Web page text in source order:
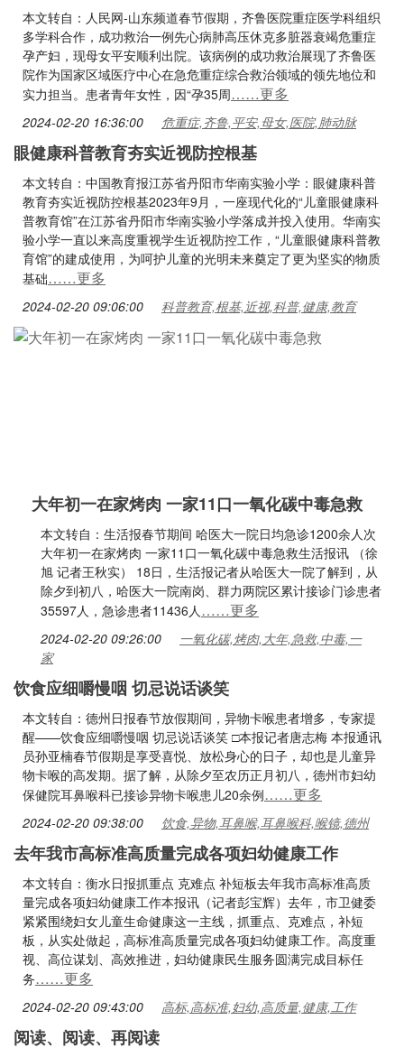
本文转自：人民网-山东频道春节假期，齐鲁医院重症医学科组织
多学科合作，成功救治一例先心病肺高压休克多脏器衰竭危重症
孕产妇，现母女平安顺利出院。该病例的成功救治展现了齐鲁医
院作为国家区域医疗中心在急危重症综合救治领域的领先地位和
实力担当。患者青年女性，因“孕35周……更多
2024-02-20 16:36:00 危重症,齐鲁,平安,母女,医院,肺动脉
眼健康科普教育夯实近视防控根基
本文转自：中国教育报江苏省丹阳市华南实验小学：眼健康科普
教育夯实近视防控根基2023年9月，一座现代化的“儿童眼健康科
普教育馆”在江苏省丹阳市华南实验小学落成并投入使用。华南实
验小学一直以来高度重视学生近视防控工作，“儿童眼健康科普教
育馆”的建成使用，为呵护儿童的光明未来奠定了更为坚实的物质
基础……更多
2024-02-20 09:06:00 科普教育,根基,近视,科普,健康,教育
大年初一在家烤肉 一家11口一氧化碳中毒急救
本文转自：生活报春节期间 哈医大一院日均急诊1200余人次
大年初一在家烤肉 一家11口一氧化碳中毒急救生活报讯 （徐
旭 记者王秋实） 18日，生活报记者从哈医大一院了解到，从
除夕到初八，哈医大一院南岗、群力两院区累计接诊门诊患者
35597人，急诊患者11436人……更多
2024-02-20 09:26:00
一氧化碳,烤肉,大年,急救,中毒,一
家
饮食应细嚼慢咽 切忌说话谈笑
本文转自：德州日报春节放假期间，异物卡喉患者增多，专家提
醒——饮食应细嚼慢咽 切忌说话谈笑 □本报记者唐志梅 本报通讯
员孙亚楠春节假期是享受喜悦、放松身心的日子，却也是儿童异
物卡喉的高发期。据了解，从除夕至农历正月初八，德州市妇幼
保健院耳鼻喉科已接诊异物卡喉患儿20余例……更多
2024-02-20 09:38:00 饮食,异物,耳鼻喉,耳鼻喉科,喉镜,德州
去年我市高标准高质量完成各项妇幼健康工作
本文转自：衡水日报抓重点 克难点 补短板去年我市高标准高质
量完成各项妇幼健康工作本报讯（记者彭宝辉）去年，市卫健委
紧紧围绕妇女儿童生命健康这一主线，抓重点、克难点，补短
板，从实处做起，高标准高质量完成各项妇幼健康工作。高度重
视、高位谋划、高效推进，妇幼健康民生服务圆满完成目标任
务……更多
2024-02-20 09:43:00 高标,高标准,妇幼,高质量,健康,工作
阅读、阅读、再阅读